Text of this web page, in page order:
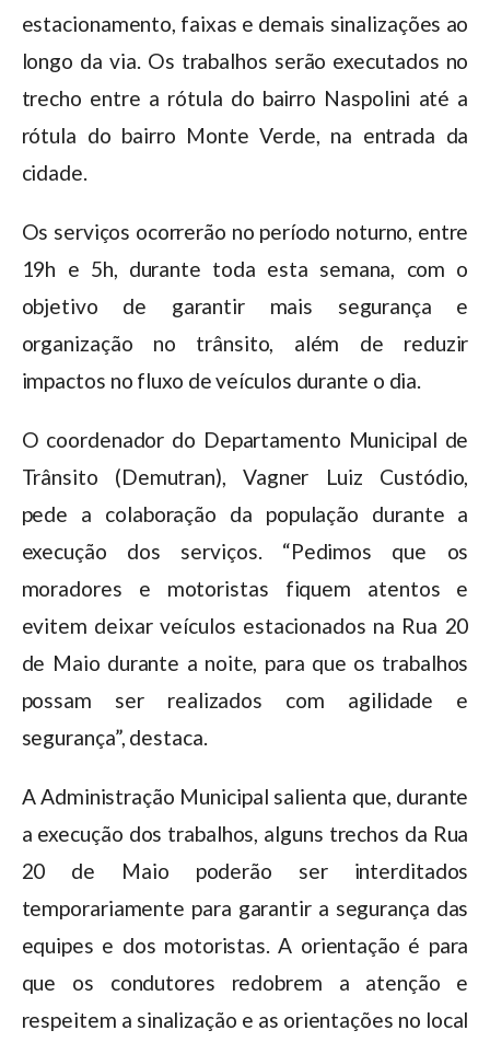
estacionamento, faixas e demais sinalizações ao
longo da via. Os trabalhos serão executados no
trecho entre a rótula do bairro Naspolini até a
rótula do bairro Monte Verde, na entrada da
cidade.
Os serviços ocorrerão no período noturno, entre
19h e 5h, durante toda esta semana, com o
objetivo de garantir mais segurança e
organização no trânsito, além de reduzir
impactos no fluxo de veículos durante o dia.
O coordenador do Departamento Municipal de
Trânsito (Demutran), Vagner Luiz Custódio,
pede a colaboração da população durante a
execução dos serviços. “Pedimos que os
moradores e motoristas fiquem atentos e
evitem deixar veículos estacionados na Rua 20
de Maio durante a noite, para que os trabalhos
possam ser realizados com agilidade e
segurança”, destaca.
A Administração Municipal salienta que, durante
a execução dos trabalhos, alguns trechos da Rua
20 de Maio poderão ser interditados
temporariamente para garantir a segurança das
equipes e dos motoristas. A orientação é para
que os condutores redobrem a atenção e
respeitem a sinalização e as orientações no local